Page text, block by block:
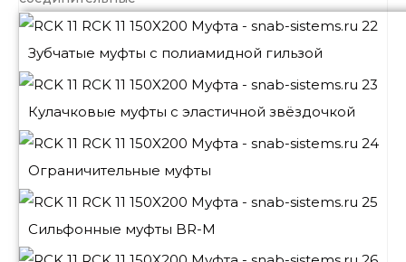
Зубчатые муфты с полиамидной гильзой
Кулачковые муфты с эластичной звёздочкой
Ограничительные муфты
Сильфонные муфты BR-M